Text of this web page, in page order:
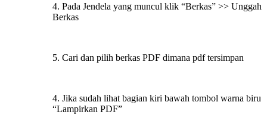
4. Pada Jendela yang muncul klik “Berkas” >> Unggah
Berkas
5. Cari dan pilih berkas PDF dimana pdf tersimpan
4. Jika sudah lihat bagian kiri bawah tombol warna biru
“Lampirkan PDF”